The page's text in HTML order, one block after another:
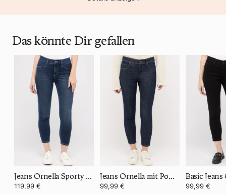
Das könnte Dir gefallen
Jeans Ornella Sporty mit Dehnbund
119,99 €
Jeans Ornella mit Power Stretch Denim
99,99 €
Basic
99,99 €